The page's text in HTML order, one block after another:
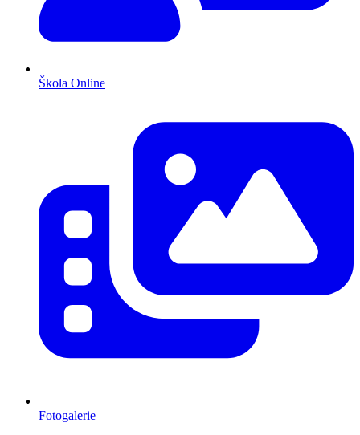
Škola Online
Fotogalerie